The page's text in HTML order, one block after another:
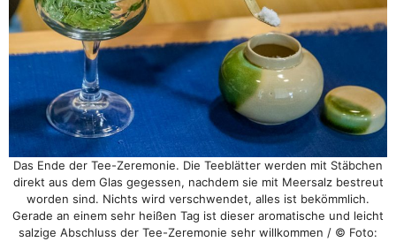
Das Ende der Tee-Zeremonie. Die Teeblätter werden mit Stäbchen
direkt aus dem Glas gegessen, nachdem sie mit Meersalz bestreut
worden sind. Nichts wird verschwendet, alles ist bekömmlich.
Gerade an einem sehr heißen Tag ist dieser aromatische und leicht
salzige Abschluss der Tee-Zeremonie sehr willkommen / © Foto: